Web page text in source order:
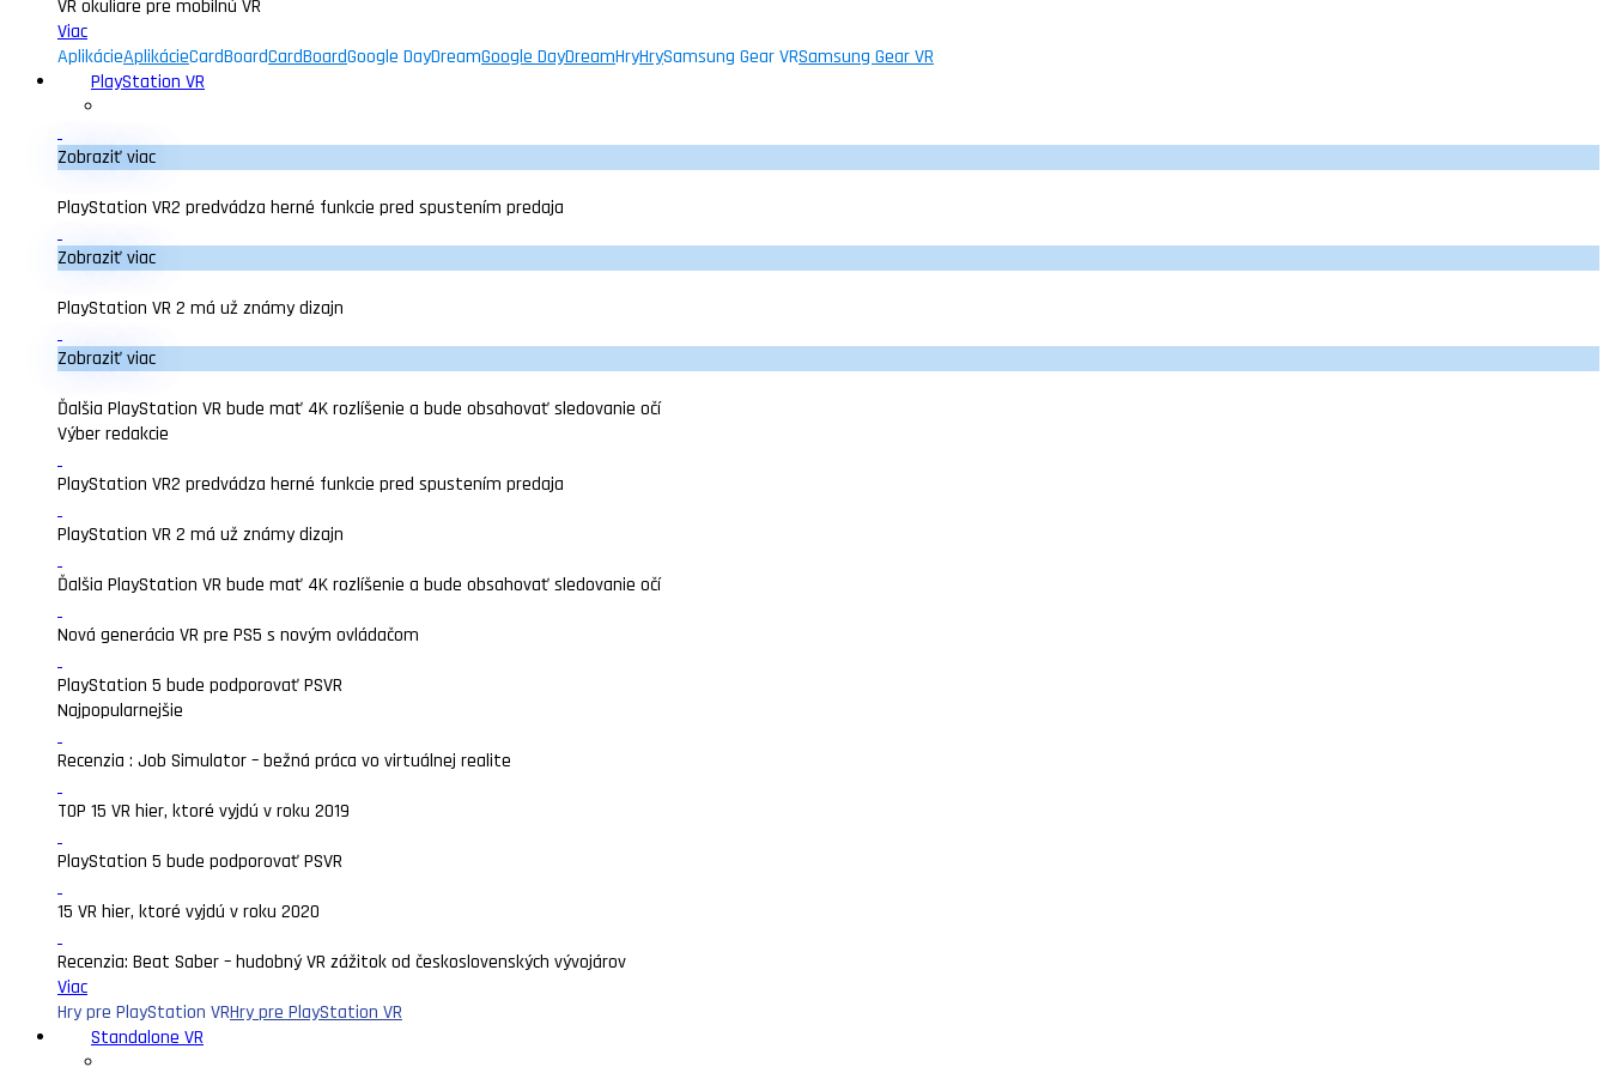
VR okuliare pre mobilnú VR
Viac
AplikácieAplikácieCardBoardCardBoardGoogle DayDreamGoogle DayDreamHryHrySamsung Gear VRSamsung Gear VR
PlayStation VR
Zobraziť viac
PlayStation VR2 predvádza herné funkcie pred spustením predaja
Zobraziť viac
PlayStation VR 2 má už známy dizajn
Zobraziť viac
Ďalšia PlayStation VR bude mať 4K rozlíšenie a bude obsahovať sledovanie očí
Výber redakcie
PlayStation VR2 predvádza herné funkcie pred spustením predaja
PlayStation VR 2 má už známy dizajn
Ďalšia PlayStation VR bude mať 4K rozlíšenie a bude obsahovať sledovanie očí
Nová generácia VR pre PS5 s novým ovládačom
PlayStation 5 bude podporovať PSVR
Najpopularnejšie
Recenzia : Job Simulator – bežná práca vo virtuálnej realite
TOP 15 VR hier, ktoré vyjdú v roku 2019
PlayStation 5 bude podporovať PSVR
15 VR hier, ktoré vyjdú v roku 2020
Recenzia: Beat Saber – hudobný VR zážitok od československých vývojárov
Viac
Hry pre PlayStation VRHry pre PlayStation VR
Standalone VR